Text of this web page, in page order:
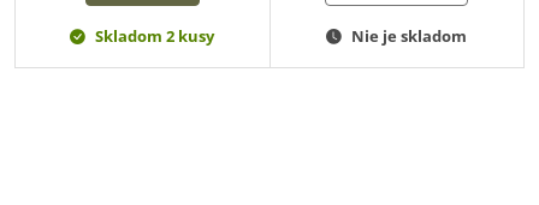
Skladom 2 kusy Nie je skladom